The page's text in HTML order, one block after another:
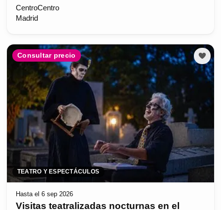
CentroCentro
Madrid
Consultar precio
TEATRO Y ESPECTÁCULOS
Hasta el 6 sep 2026
Visitas teatralizadas nocturnas en el